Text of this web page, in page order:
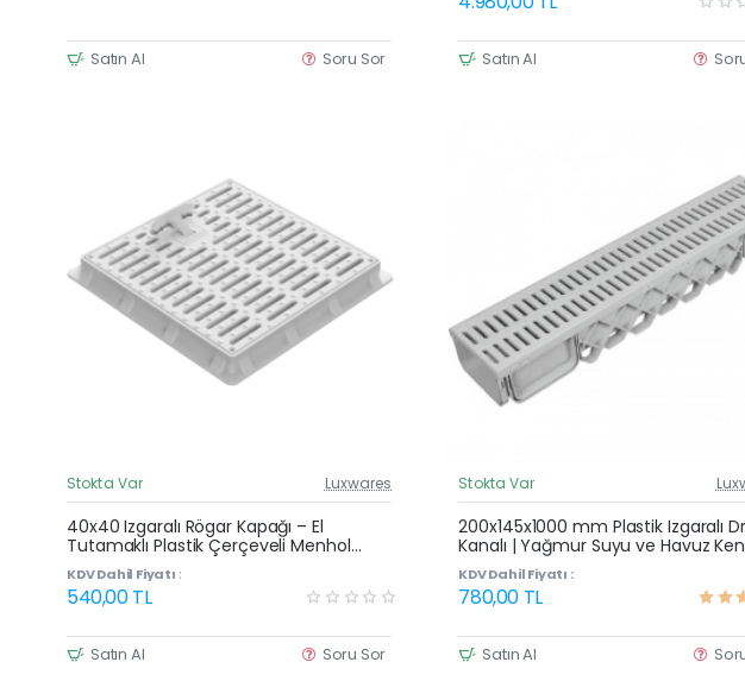
Satın Al Soru Sor Satın Al
Güncel Fiyat
Stokta Var Luxwares
40x40 Izgaralı Rögar Kapağı – El
Tutamaklı Plastik Çerçeveli Menhol
Kapak Modeli
KDV Dahil Fiyatı :
540,00 TL
Satın Al Soru Sor
Stokta Var
200x145x1000 mm Plastik Izgaralı
Kanalı | Yağmur Suyu ve Havuz
Oluğu
KDV Dahil Fiyatı :
780,00 TL
Satın Al